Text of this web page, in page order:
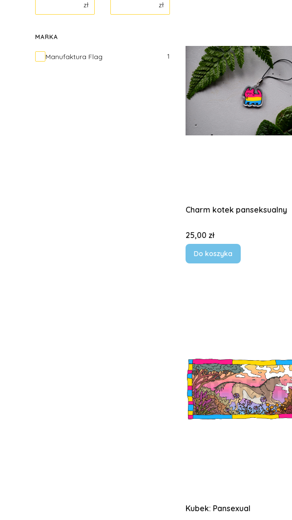
zł
zł
MARKA
Marka
Manufaktura Flag 1
Charm kotek panseksualny
Cena
25,00 zł
Do koszyka
Kubek: Pansexual